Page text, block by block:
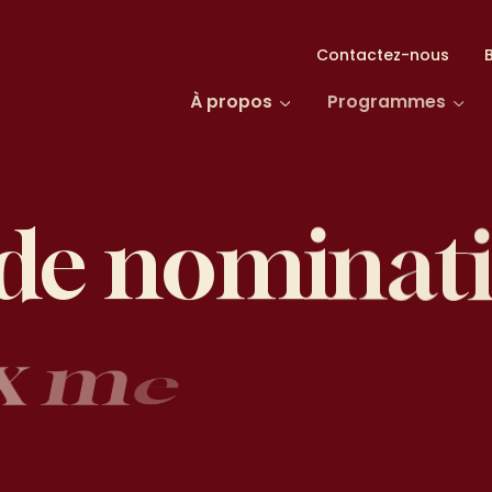
Contactez-nous
À propos Programmes
enominati
me
-
au sein